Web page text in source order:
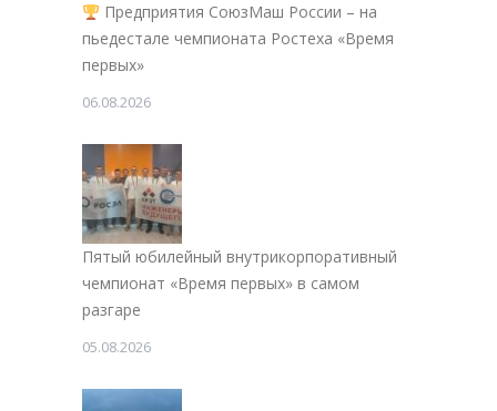
Предприятия СоюзМаш России – на
пьедестале чемпионата Ростеха «Время
первых»
06.08.2026
Пятый юбилейный внутрикорпоративный
чемпионат «Время первых» в самом
разгаре
05.08.2026